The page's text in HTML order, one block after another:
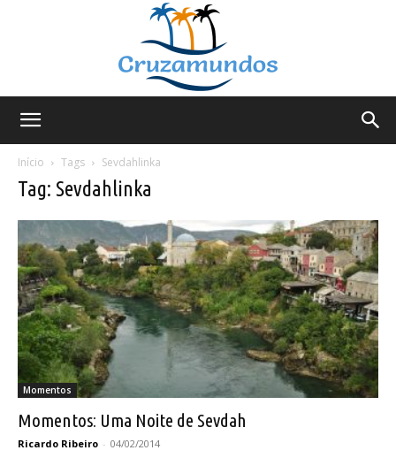
Início
Tags Sevdahlinka
Tag: Sevdahlinka
Momentos
Momentos: Uma Noite de Sevdah
Ricardo Ribeiro - 04/02/2014